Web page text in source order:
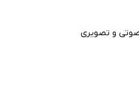
و تصویری